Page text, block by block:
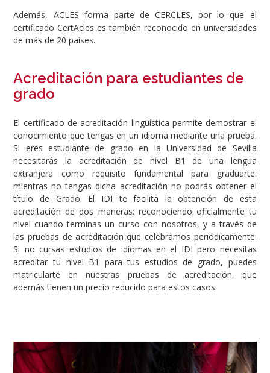
Además, ACLES forma parte de CERCLES, por lo que el
certificado CertAcles es también reconocido en universidades
de más de 20 países.
Acreditación para estudiantes de
grado
El certificado de acreditación lingüística permite demostrar el
conocimiento que tengas en un idioma mediante una prueba.
Si eres estudiante de grado en la Universidad de Sevilla
necesitarás la acreditación de nivel B1 de una lengua
extranjera como requisito fundamental para graduarte:
mientras no tengas dicha acreditación no podrás obtener el
título de Grado. El IDI te facilita la obtención de esta
acreditación de dos maneras: reconociendo oficialmente tu
nivel cuando terminas un curso con nosotros, y a través de
las pruebas de acreditación que celebramos periódicamente.
Si no cursas estudios de idiomas en el IDI pero necesitas
acreditar tu nivel B1 para tus estudios de grado, puedes
matricularte en nuestras pruebas de acreditación, que
además tienen un precio reducido para estos casos.
Image